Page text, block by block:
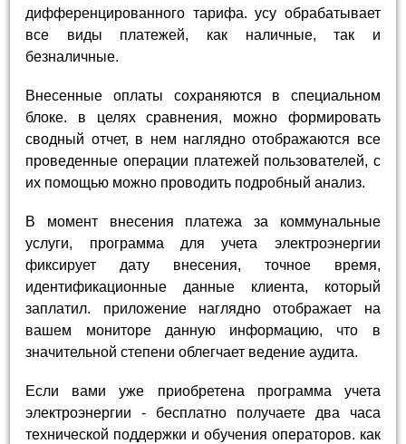
дифференцированного тарифа. усу обрабатывает
все виды платежей, как наличные, так и
безналичные.
Внесенные оплаты сохраняются в специальном
блоке. в целях сравнения, можно формировать
сводный отчет, в нем наглядно отображаются все
проведенные операции платежей пользователей, с
их помощью можно проводить подробный анализ.
В момент внесения платежа за коммунальные
услуги, программа для учета электроэнергии
фиксирует дату внесения, точное время,
идентификационные данные клиента, который
заплатил. приложение наглядно отображает на
вашем мониторе данную информацию, что в
значительной степени облегчает ведение аудита.
Если вами уже приобретена программа учета
электроэнергии - бесплатно получаете два часа
технической поддержки и обучения операторов. как